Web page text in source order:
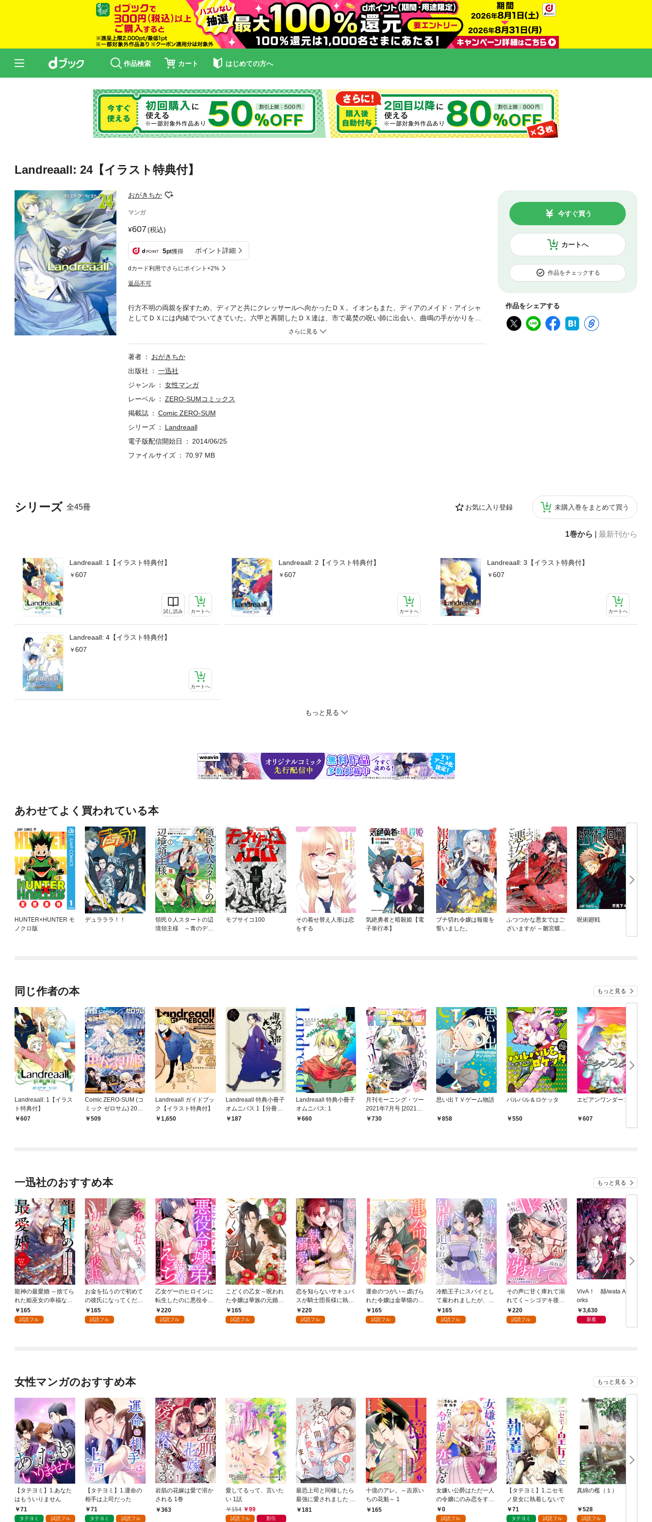
作品検索 カート はじめての方へ
Landreaall: 24【イラスト特典付】
おがきちか
マンガ
607(税込)
5pt獲得 ポイント詳細
dカード利用でさらにポイント+2%
返品不可
カートへ
今すぐ買う
作品をチェックする
作品をシェアする
シリーズ 全45冊 お気に入り登録 未購入巻をまとめて買う
1巻から 最新刊から
Landreaall: 1【イラスト特典付】
607
試し読み カートへ
Landreaall: 2【イラスト特典付】
607
カートへ
Landreaall: 3【イラスト特典付】
607
カートへ
Landreaall: 4【イラスト特典付】
607
カートへ
もっと見る
行方不明の両親を探すため、ディアと共にクレッサールへ向かったＤＸ。イオンもまた、ディアのメイド・アイシャ
としてＤＸには内緒でついてきていた。六甲と再開したＤＸ達は、市で葛焚の呪い師に出会い、曲鳴の手がかりを得
る。一方、砂漠の砦へ連れて来られたリゲインとファレルは、クエンティンとユージェニに迎えられる。彼女の母・
著者
おがきちか
出版社
一迅社
ジャンル
女性マンガ
レーベル
ZERO-SUMコミックス
掲載誌
Comic ZERO-SUM
シリーズ
Landreaall
電子版配信開始日
2014/06/25
ファイルサイズ
70.97 MB
あわせてよく買われている本
HUNTER×HUNTER モ
ノクロ版
デュラララ！！
領民０人スタートの辺
境領主様 ～青のディ
モブサイコ100
その着せ替え人形は恋
をする
気絶勇者と暗殺姫【電
子単行本】
ブチ切れ令嬢は報復を
誓いました。
ふつつかな悪女ではご
ざいますが ～雛宮蝶鼠
呪術廻戦
同じ作者の本 もっと見る
Landreaall: 1【イラス
ト特典付】
607
Comic ZERO-SUM (コ
ミック ゼロサム) 2025
年1月号[雑誌]
509
Landreaall ガイドブッ
ク【イラスト特典付】
1,650
Landreaall 特典小冊子
オムニバス 1【分冊
版】 淑女の剣帯
187
Landreaall 特典小冊子
オムニバス: 1
660
月刊モーニング・ツー
2021年7月号 [2021年5
月21日発売]
730
思い出ＴＶゲーム物語
858
パルパル＆ロケッタ
550
エビアンワンダー: 1
607
一迅社のおすすめ本 もっと見る
龍神の最愛婚 ～捨てら
れた姫巫女の幸福な嫁
入り～: 1
165
試読フル
お金を払うので初めて
の彼氏になってくださ
い: 1
165
試読フル
乙女ゲーのヒロインに
転生したのに悪役令嬢
の弟（攻略対象外）に
執着えっちされるんで
220
試読フル
こどくの乙女～呪われ
た令嬢は華族の元婚約
者に溺愛される～: 1
165
試読フル
恋を知らないサキュバ
スが騎士団長様に執着
溺愛されるまで: 1
220
試読フル
運命のつがい～虐げら
れた令嬢は金華猫の一
途な愛で幸せを掴む～:
1
165
試読フル
冷酷王子にスパイとし
て雇われましたが、結
婚を迫られています: 1
165
試読フル
その声に甘く痺れて溺
れてく～シゴデキ後輩
は推しのメロ声配信者
でした～: 1
220
試読フル
VivA！ 緜/wata Art W
orks
3,630
新着
女性マンガのおすすめ本 もっと見る
【タテヨミ】1.あなた
はもういりません
71
タテヨミ 試読フル
【タテヨミ】1.運命の
相手は上司だった
71
タテヨミ 試読フル
岩肌の花嫁は愛で溶か
される 1巻
363
愛してるって、言いた
い 1話
154
99
試読フル 割引
最恐上司と同棲したら
最強に愛されました 1
巻181
十億のアレ。～吉原い
ちの花魁～ 1
165
女嫌い公爵はただ一人
の令嬢にのみ恋をする
（分冊版）第１話
0
試読フル
【タテヨミ】1.ニセモ
ノ皇女に執着しないで
71
タテヨミ 試読フル
真綿の檻（１）
528
試読フル